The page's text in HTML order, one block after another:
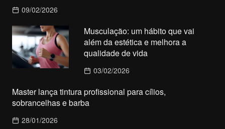
09/02/2026
Musculação: um hábito que vai
além da estética e melhora a
qualidade de vida
03/02/2026
Master lança tintura profissional para cílios,
sobrancelhas e barba
28/01/2026